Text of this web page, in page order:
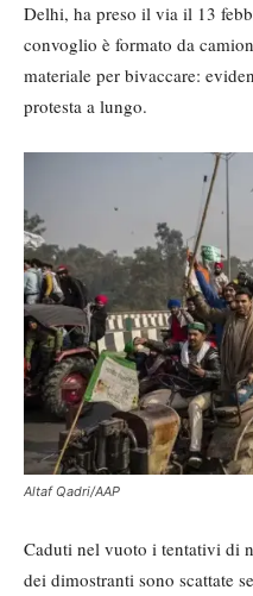
Delhi, ha preso il via il 13
convoglio è formato da
materiale per bivaccare:
protesta a lungo.
Altaf Qadri/AAP
Caduti nel vuoto i tentativi di
dei dimostranti sono scattate